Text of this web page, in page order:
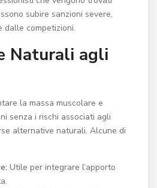
subire sanzioni severe,
dalle competizioni.
Naturali agli
la massa muscolare e
senza i rischi associati agli
alternative naturali. Alcune di
Utile per integrare l’apporto